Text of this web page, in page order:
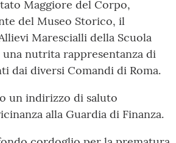
Maggiore del Corpo,
del Museo Storico, il
Marescialli della Scuola
nutrita rappresentanza di
dai diversi Comandi di Roma.
un indirizzo di saluto
alla Guardia di Finanza.